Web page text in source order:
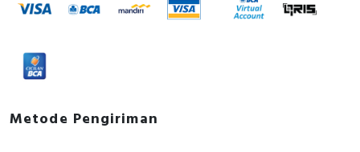
Metode Pengiriman